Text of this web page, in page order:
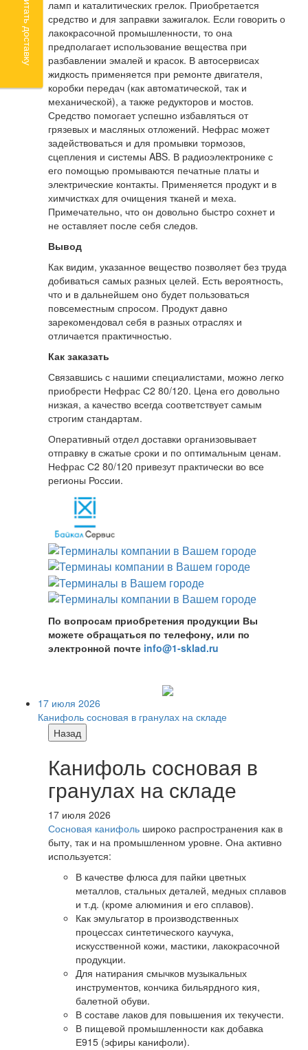
ламп и каталитических грелок. Приобретается
средство и для заправки зажигалок. Если говорить о
лакокрасочной промышленности, то она
предполагает использование вещества при
разбавлении эмалей и красок. В автосервисах
жидкость применяется при ремонте двигателя,
коробки передач (как автоматической, так и
механической), а также редукторов и мостов.
Средство помогает успешно избавляться от
грязевых и масляных отложений. Нефрас может
задействоваться и для промывки тормозов,
сцепления и системы ABS. В радиоэлектронике с
его помощью промываются печатные платы и
электрические контакты. Применяется продукт и в
химчистках для очищения тканей и меха.
Примечательно, что он довольно быстро сохнет и
не оставляет после себя следов.
Вывод
Как видим, указанное вещество позволяет без труда
добиваться самых разных целей. Есть вероятность,
что и в дальнейшем оно будет пользоваться
повсеместным спросом. Продукт давно
зарекомендовал себя в разных отраслях и
отличается практичностью.
Как заказать
Связавшись с нашими специалистами, можно легко
приобрести Нефрас С2 80/120. Цена его довольно
низкая, а качество всегда соответствует самым
строгим стандартам.
Оперативный отдел доставки организовывает
отправку в сжатые сроки и по оптимальным ценам.
Нефрас С2 80/120 привезут практически во все
регионы России.
По вопросам приобретения продукции Вы
можете обращаться по телефону, или по
электронной почте info@1-sklad.ru
17 июля 2026
Канифоль сосновая в гранулах на складе
Назад
Канифоль сосновая в
гранулах на складе
17 июля 2026
Сосновая канифоль широко распространения как в
быту, так и на промышленном уровне. Она активно
используется:
В качестве флюса для пайки цветных
металлов, стальных деталей, медных сплавов
и т.д. (кроме алюминия и его сплавов).
Как эмульгатор в производственных
процессах синтетического каучука,
искусственной кожи, мастики, лакокрасочной
продукции.
Для натирания смычков музыкальных
инструментов, кончика бильярдного кия,
балетной обуви.
В составе лаков для повышения их текучести.
В пищевой промышленности как добавка
Е915 (эфиры канифоли).
Рассчитать доставку